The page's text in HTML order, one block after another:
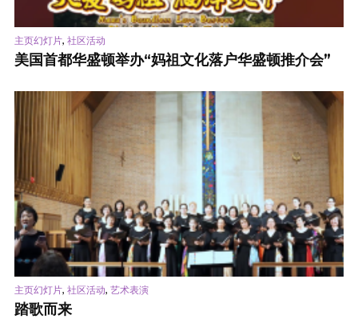
主页幻灯片, 社区活动
美国首都华盛顿举办“妈祖文化落户华盛顿推介会”
主页幻灯片, 社区活动, 艺术表演
踏歌而来